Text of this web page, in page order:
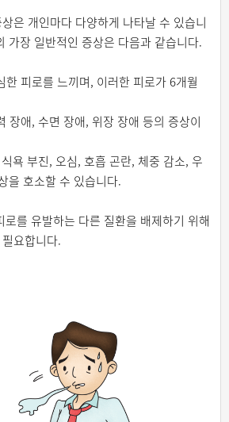
은 개인마다 다양하게 나타날 수 있습니
가장 일반적인 증상은 다음과 같습니다.
피로를 느끼며, 이러한 피로가 6개월
애, 수면 장애, 위장 장애 등의 증상이
욕 부진, 오심, 호흡 곤란, 체중 감소, 우
을 호소할 수 있습니다.
를 유발하는 다른 질환을 배제하기 위해
요합니다.